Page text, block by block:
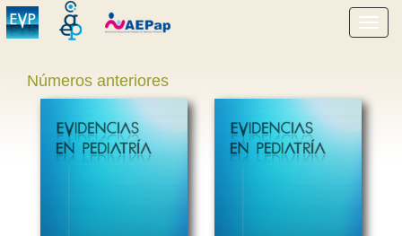
menú
Números anteriores